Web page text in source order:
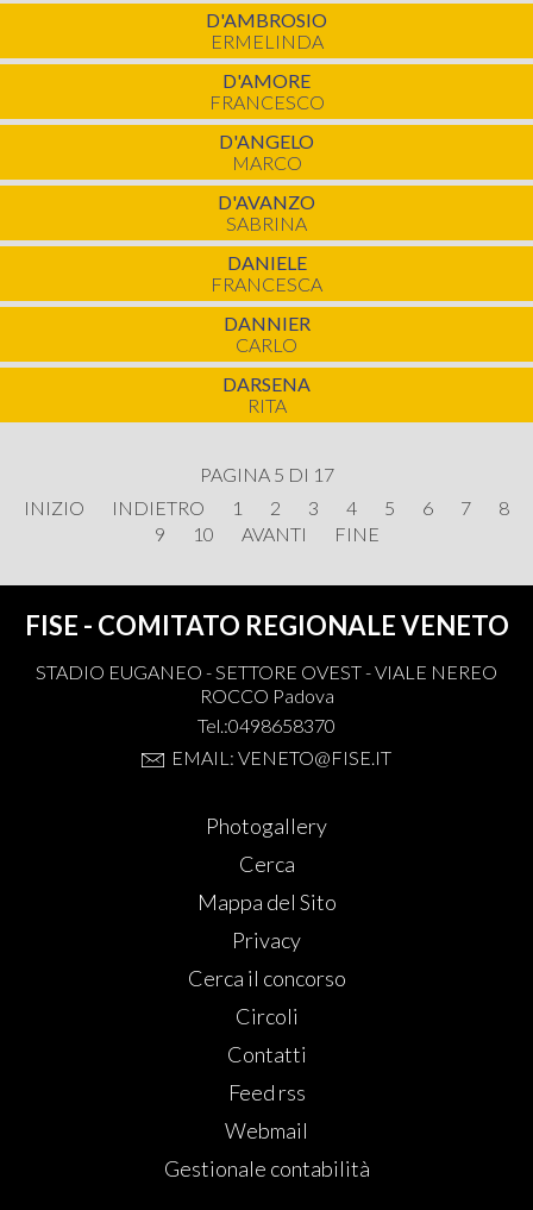
D'AMBROSIO
ERMELINDA
D'AMORE
FRANCESCO
D'ANGELO
MARCO
D'AVANZO
SABRINA
DANIELE
FRANCESCA
DANNIER
CARLO
DARSENA
RITA
PAGINA 5 DI 17
INIZIO
INDIETRO 1 2 3 4 5 6 7
8
9
10 AVANTI FINE
FISE - COMITATO REGIONALE VENETO
STADIO EUGANEO - SETTORE OVEST - VIALE NEREO
ROCCO Padova
Tel.:0498658370
EMAIL: VENETO@FISE.IT
Photogallery
Cerca
Mappa del Sito
Privacy
Cerca il concorso
Circoli
Contatti
Feed rss
Webmail
Gestionale contabilità